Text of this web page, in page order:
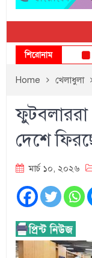
ডেনিস
জুলাই
শিরোনাম
Home খেলাধুলা
দেশে
মার্চ ১০, ২০২৬